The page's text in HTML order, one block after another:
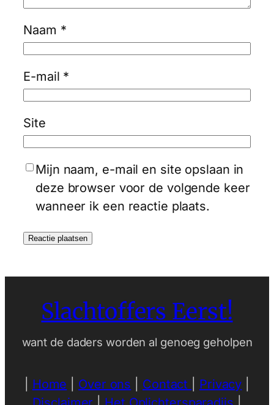
Naam *
E-mail *
Site
Mijn naam, e-mail en site opslaan in
deze browser voor de volgende keer
wanneer ik een reactie plaats.
Slachtoffers Eerst!
want de daders worden al genoeg geholpen
Home Over ons Contact Privacy